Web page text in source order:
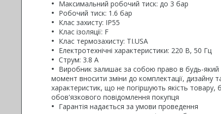
Максимальний робочий тиск: до 3 бар
Робочий тиск: 1.6 бар
Клас захисту: IP55
Клас ізоляції: F
Клас термозахисту: TI.USA
Електротехнічні характеристики: 220 B, 50 Гц
Струм: 3.8 А
Виробник залишає за собою право в будь-який
момент вносити зміни до комплектації, дизайну
характеристик, що не погіршують якість товару,
обов'язкового повідомлення покупця
Гарантія надається за умови проведення